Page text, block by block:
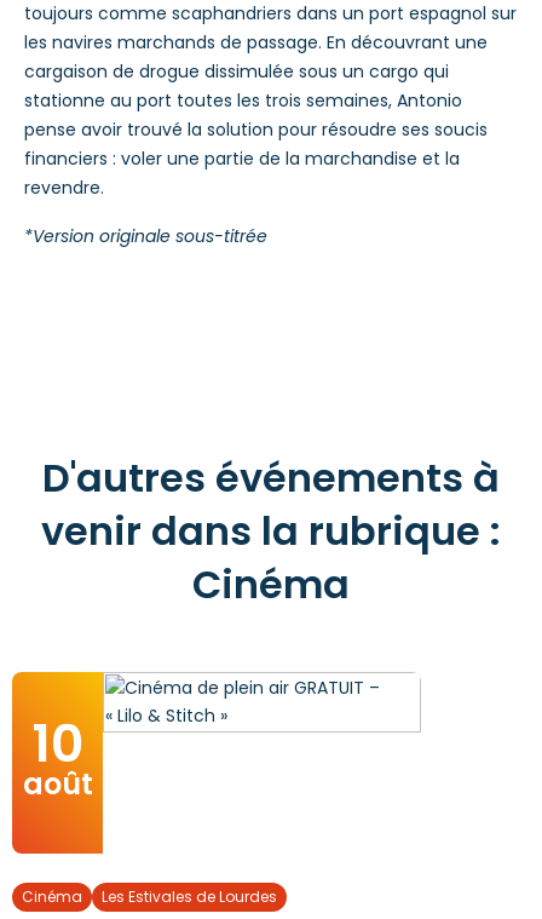
toujours comme scaphandriers dans un port espagnol sur
les navires marchands de passage. En découvrant une
cargaison de drogue dissimulée sous un cargo qui
stationne au port toutes les trois semaines, Antonio
pense avoir trouvé la solution pour résoudre ses soucis
financiers : voler une partie de la marchandise et la
revendre.
*Version originale sous-titrée
D'autres événements à
venir dans la rubrique :
Cinéma
10
août
Cinéma Les Estivales de Lourdes